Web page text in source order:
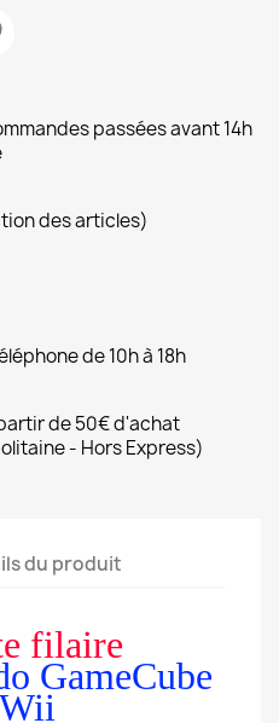
passées avant 14h
des articles)
de 10h à 18h
de 50€ d'achat
- Hors Express)
du produit
filaire
GameCube